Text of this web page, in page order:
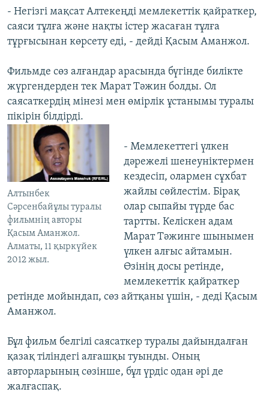
- Негізгі мақсат Алтекеңді мемлекеттік қайраткер,
саяси тұлға және нақты істер жасаған тұлға
тұрғысынан көрсету еді, - дейді Қасым Аманжол.
Фильмде сөз алғандар арасында бүгінде билікте
жүргендерден тек Марат Тәжин болды. Ол
саясаткердің мінезі мен өмірлік ұстанымы туралы
пікірін білдірді.
Алтынбек
Сәрсенбайұлы туралы
фильмнің авторы
Қасым Аманжол.
Алматы, 11 қыркүйек
2012 жыл.
- Мемлекеттегі үлкен
дәрежелі шенеуніктермен
кездесіп, олармен сұхбат
жайлы сөйлестім. Бірақ
олар сыпайы түрде бас
тартты. Келіскен адам
Марат Тәжинге шынымен
үлкен алғыс айтамын.
Өзінің досы ретінде,
мемлекеттік қайраткер
ретінде мойындап, сөз айтқаны үшін, - деді Қасым
Аманжол.
Бұл фильм белгілі саясаткер туралы дайындалған
қазақ тіліндегі алғашқы туынды. Оның
авторларының сөзінше, бұл үрдіс одан әрі де
жалғаспақ.